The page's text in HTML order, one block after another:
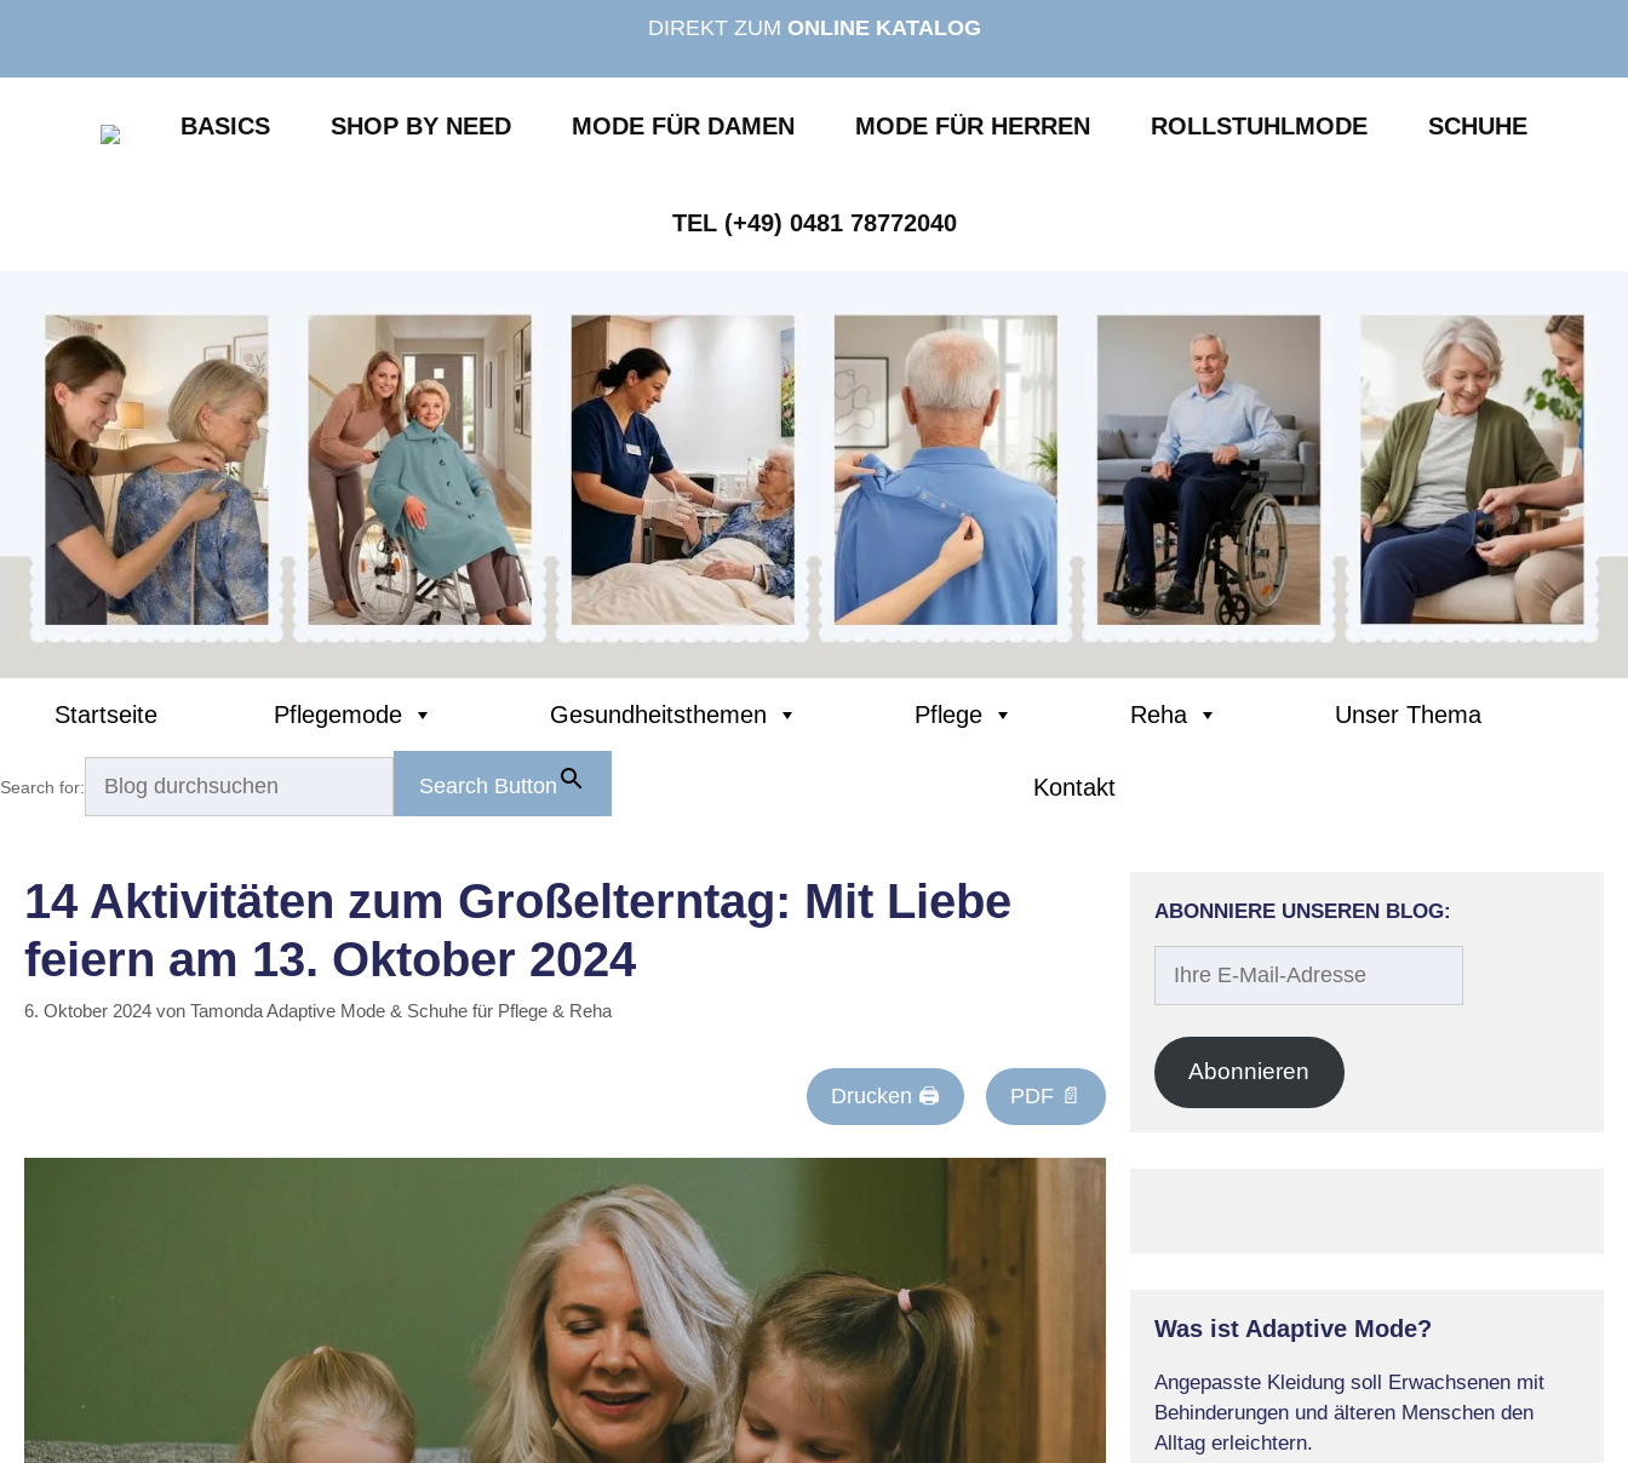
springen
DIREKT ZUM ONLINE KATALOG
BASICS SHOP BY NEED MODE FÜR DAMEN MODE FÜR HERREN ROLLSTUHLMODE SCHUHE
TEL (+49) 0481 78772040
Startseite Pflegemode Gesundheitsthemen Pflege Reha Unser Thema
Kontakt
Search for: Search Button
14 Aktivitäten zum Großelterntag: Mit Liebe
feiern am 13. Oktober 2024
6. Oktober 2024 von Tamonda Adaptive Mode & Schuhe für Pflege & Reha
Drucken 🖨 PDF 📄
ABONNIERE UNSEREN BLOG:
Adresse
Abonnieren
Was ist Adaptive Mode?
Angepasste Kleidung soll Erwachsenen mit
Behinderungen und älteren Menschen den
Alltag erleichtern.